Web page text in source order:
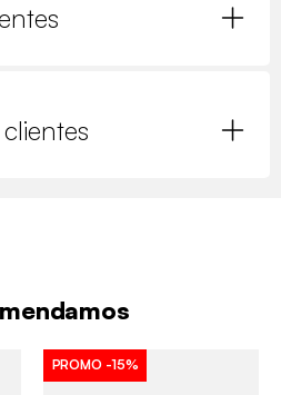
PROMO -15%